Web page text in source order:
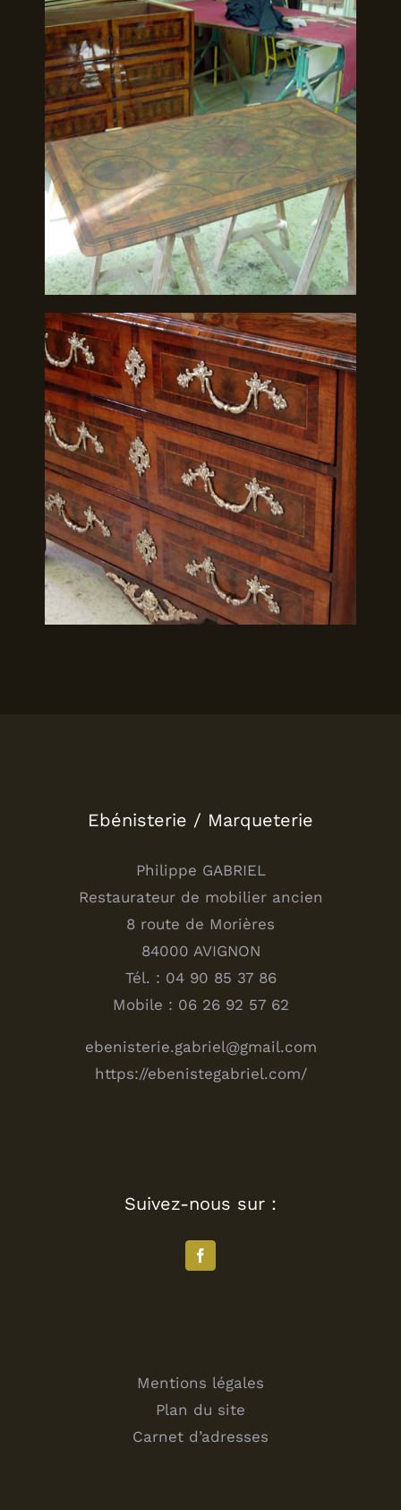
Ebénisterie / Marqueterie
Philippe GABRIEL
Restaurateur de mobilier ancien
8 route de Morières
84000 AVIGNON
Tél. : 04 90 85 37 86
Mobile : 06 26 92 57 62
ebenisterie.gabriel@gmail.com
https://ebenistegabriel.com/
Suivez-nous sur :
Mentions légales
Plan du site
Carnet d’adresses